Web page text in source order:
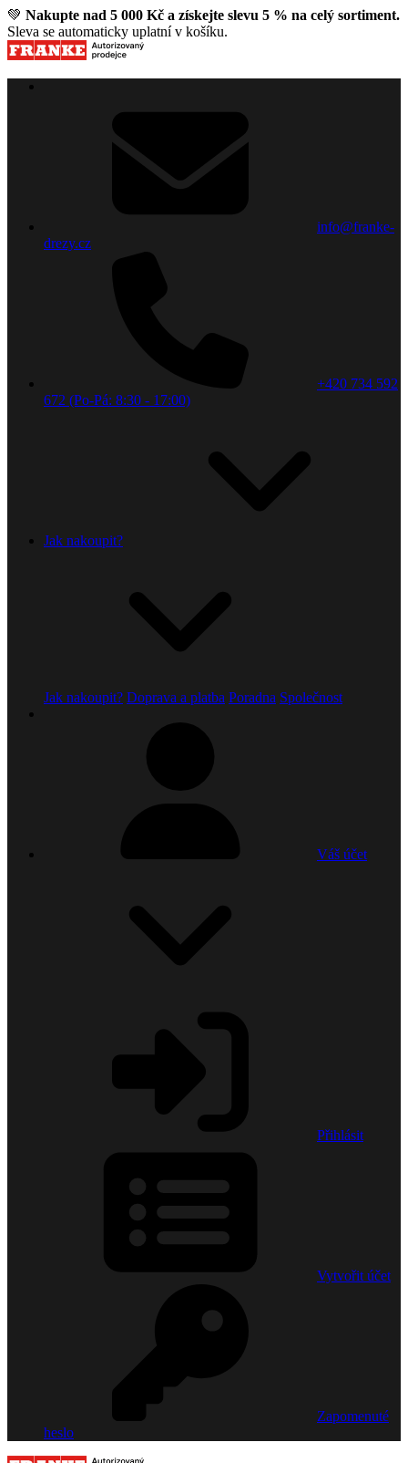
💚 Nakupte nad 5 000 Kč a získejte slevu 5 % na celý sortiment.
Sleva se automaticky uplatní v košíku.
info@franke-
drezy.cz
+420 734 592
672 (Po-Pá: 8:30 - 17:00)
Jak nakoupit?
Jak nakoupit? Doprava a platba Poradna Společnost
Váš účet
Přihlásit
Vytvořit účet
Zapomenuté
heslo